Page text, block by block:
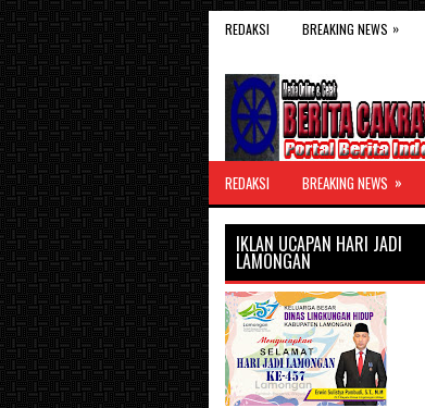
REDAKSI BREAKING NEWS »
REDAKSI BREAKING NEWS »
IKLAN UCAPAN HARI JADI
LAMONGAN